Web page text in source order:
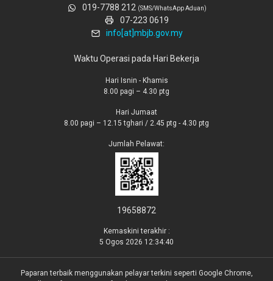
019-7788 212 (SMS/WhatsApp Aduan)
07-223 0619
info[at]mbjb.gov.my
Waktu Operasi pada Hari Bekerja
Hari Isnin - Khamis
8.00 pagi – 4.30 ptg
Hari Jumaat
8.00 pagi – 12.15 tghari / 2.45 ptg - 4.30 ptg
Jumlah Pelawat:
19658872
Kemaskini terakhir :
5 Ogos 2026 12:34:40
Paparan terbaik menggunakan pelayar terkini seperti Google Chrome,